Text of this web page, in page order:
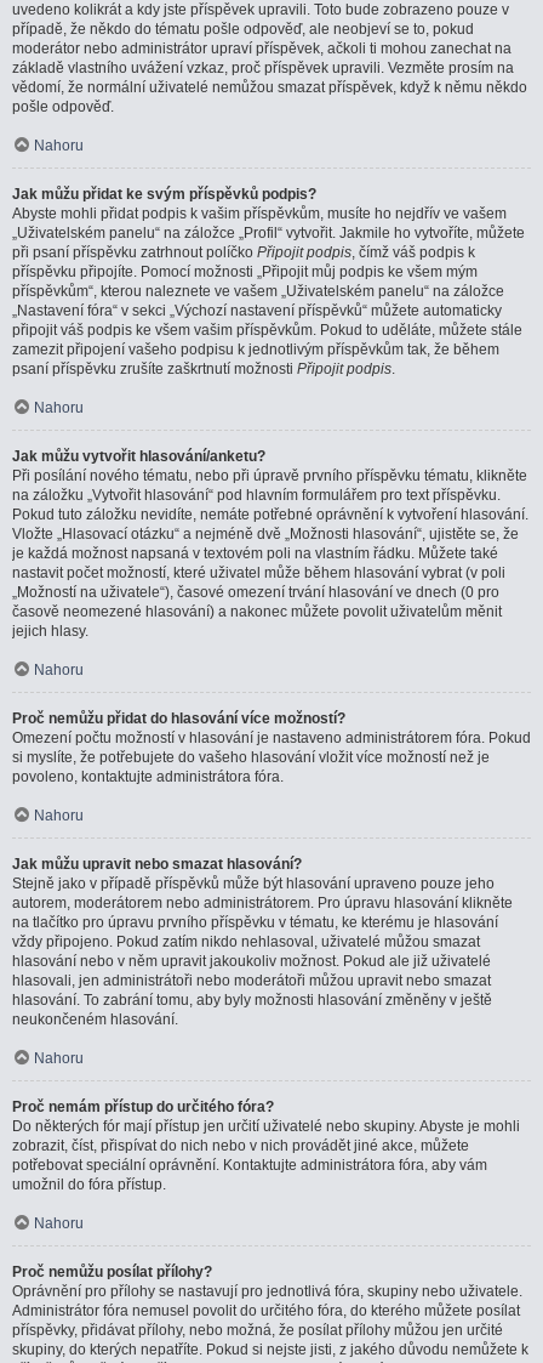
uvedeno kolikrát a kdy jste příspěvek upravili. Toto bude zobrazeno pouze v
případě, že někdo do tématu pošle odpověď, ale neobjeví se to, pokud
moderátor nebo administrátor upraví příspěvek, ačkoli ti mohou zanechat na
základě vlastního uvážení vzkaz, proč příspěvek upravili. Vezměte prosím na
vědomí, že normální uživatelé nemůžou smazat příspěvek, když k němu někdo
pošle odpověď.
Nahoru
Jak můžu přidat ke svým příspěvků podpis?
Abyste mohli přidat podpis k vašim příspěvkům, musíte ho nejdřív ve vašem
„Uživatelském panelu“ na záložce „Profil“ vytvořit. Jakmile ho vytvoříte, můžete
při psaní příspěvku zatrhnout políčko Připojit podpis, čímž váš podpis k
příspěvku připojíte. Pomocí možnosti „Připojit můj podpis ke všem mým
příspěvkům“, kterou naleznete ve vašem „Uživatelském panelu“ na záložce
„Nastavení fóra“ v sekci „Výchozí nastavení příspěvků“ můžete automaticky
připojit váš podpis ke všem vašim příspěvkům. Pokud to uděláte, můžete stále
zamezit připojení vašeho podpisu k jednotlivým příspěvkům tak, že během
psaní příspěvku zrušíte zaškrtnutí možnosti Připojit podpis.
Nahoru
Jak můžu vytvořit hlasování/anketu?
Při posílání nového tématu, nebo při úpravě prvního příspěvku tématu, klikněte
na záložku „Vytvořit hlasování“ pod hlavním formulářem pro text příspěvku.
Pokud tuto záložku nevidíte, nemáte potřebné oprávnění k vytvoření hlasování.
Vložte „Hlasovací otázku“ a nejméně dvě „Možnosti hlasování“, ujistěte se, že
je každá možnost napsaná v textovém poli na vlastním řádku. Můžete také
nastavit počet možností, které uživatel může během hlasování vybrat (v poli
„Možností na uživatele“), časové omezení trvání hlasování ve dnech (0 pro
časově neomezené hlasování) a nakonec můžete povolit uživatelům měnit
jejich hlasy.
Nahoru
Proč nemůžu přidat do hlasování více možností?
Omezení počtu možností v hlasování je nastaveno administrátorem fóra. Pokud
si myslíte, že potřebujete do vašeho hlasování vložit více možností než je
povoleno, kontaktujte administrátora fóra.
Nahoru
Jak můžu upravit nebo smazat hlasování?
Stejně jako v případě příspěvků může být hlasování upraveno pouze jeho
autorem, moderátorem nebo administrátorem. Pro úpravu hlasování klikněte
na tlačítko pro úpravu prvního příspěvku v tématu, ke kterému je hlasování
vždy připojeno. Pokud zatím nikdo nehlasoval, uživatelé můžou smazat
hlasování nebo v něm upravit jakoukoliv možnost. Pokud ale již uživatelé
hlasovali, jen administrátoři nebo moderátoři můžou upravit nebo smazat
hlasování. To zabrání tomu, aby byly možnosti hlasování změněny v ještě
neukončeném hlasování.
Nahoru
Proč nemám přístup do určitého fóra?
Do některých fór mají přístup jen určití uživatelé nebo skupiny. Abyste je mohli
zobrazit, číst, přispívat do nich nebo v nich provádět jiné akce, můžete
potřebovat speciální oprávnění. Kontaktujte administrátora fóra, aby vám
umožnil do fóra přístup.
Nahoru
Proč nemůžu posílat přílohy?
Oprávnění pro přílohy se nastavují pro jednotlivá fóra, skupiny nebo uživatele.
Administrátor fóra nemusel povolit do určitého fóra, do kterého můžete posílat
příspěvky, přidávat přílohy, nebo možná, že posílat přílohy můžou jen určité
skupiny, do kterých nepatříte. Pokud si nejste jisti, z jakého důvodu nemůžete k